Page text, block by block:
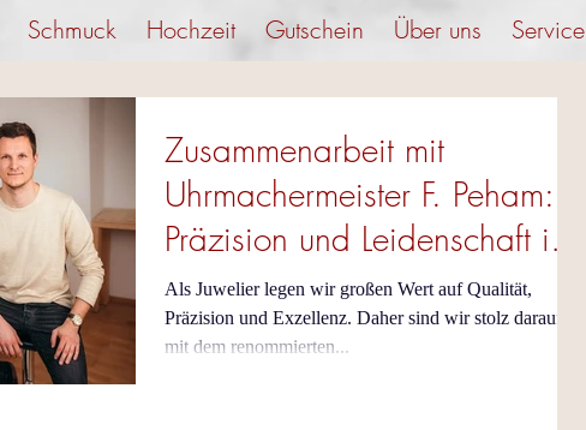
Schmuck Hochzeit Gutschein Über uns Service
Zusammenarbeit mit
Uhrmachermeister F. Peham:
Präzision und Leidenschaft in
jeder Uhr
Als Juwelier legen wir großen Wert auf Qualität,
Präzision und Exzellenz. Daher sind wir stolz darauf,
mit dem renommierten...